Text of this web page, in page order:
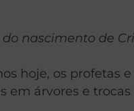
nascimento de
hoje, os profetas
em árvores e